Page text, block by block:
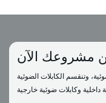
وتنقسم الكابلات الضوئية